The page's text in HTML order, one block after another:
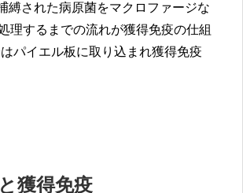
縛された病原菌をマクロファージな
理するまでの流れが獲得免疫の仕組
パイエル板に取り込まれ獲得免疫
獲得免疫